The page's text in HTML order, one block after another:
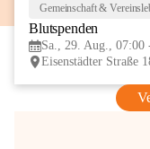
Gemeinschaft &
Blutspenden
Sa., 29. Aug., 07:00